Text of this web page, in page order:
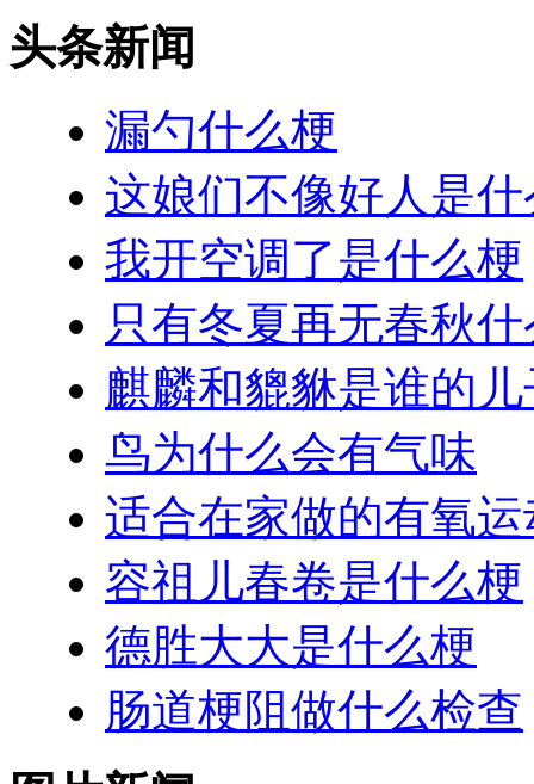
头条新闻
漏勺什么梗
这娘们不像好人是
我开空调了是什么梗
只有冬夏再无春秋
麒麟和貔貅是谁的儿
鸟为什么会有气味
适合在家做的有氧运
容祖儿春卷是什么梗
德胜大大是什么梗
肠道梗阻做什么检查